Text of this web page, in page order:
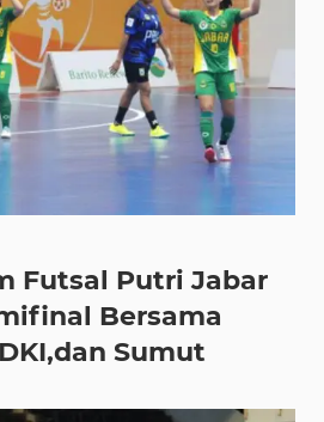
Futsal Putri Jabar
Bersama
Sumut